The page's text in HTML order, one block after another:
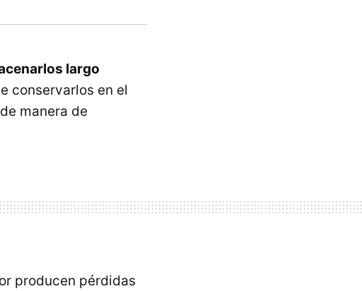
largo
conservarlos en el
de manera de
producen pérdidas